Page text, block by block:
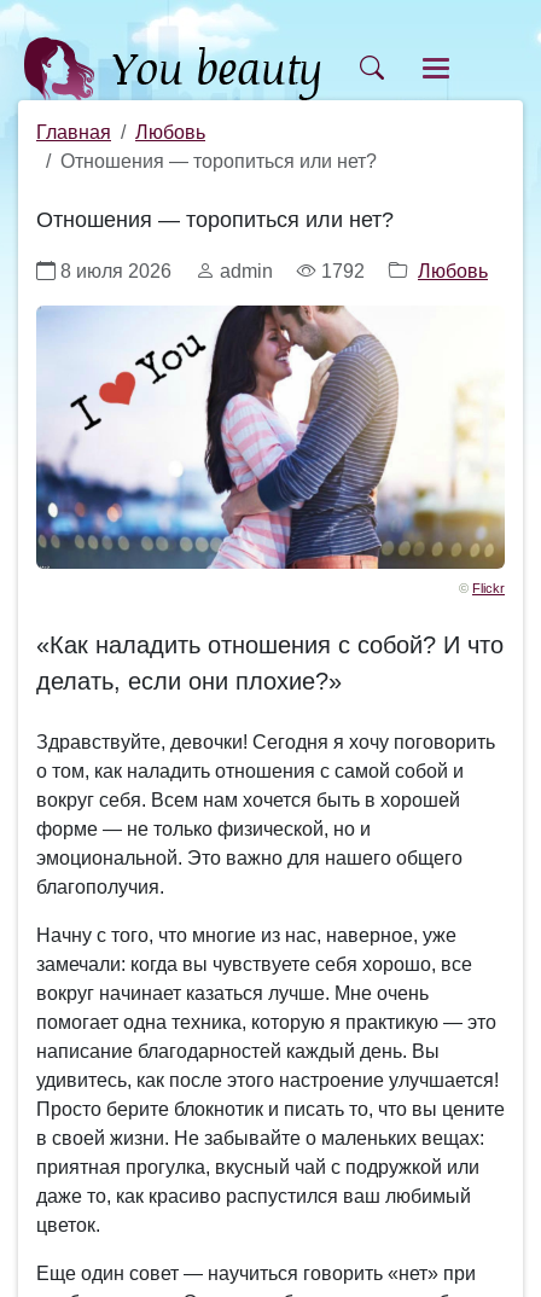
Главная
Любовь
Отношения — торопиться или нет?
Отношения — торопиться или нет?
8 июля 2026 admin 1792 Любовь
© Flickr
«Как наладить отношения с собой? И что
делать, если они плохие?»
Здравствуйте, девочки! Сегодня я хочу поговорить
о том, как наладить отношения с самой собой и
вокруг себя. Всем нам хочется быть в хорошей
форме — не только физической, но и
эмоциональной. Это важно для нашего общего
благополучия.
Начну с того, что многие из нас, наверное, уже
замечали: когда вы чувствуете себя хорошо, все
вокруг начинает казаться лучше. Мне очень
помогает одна техника, которую я практикую — это
написание благодарностей каждый день. Вы
удивитесь, как после этого настроение улучшается!
Просто берите блокнотик и писать то, что вы цените
в своей жизни. Не забывайте о маленьких вещах:
приятная прогулка, вкусный чай с подружкой или
даже то, как красиво распустился ваш любимый
цветок.
Еще один совет — научиться говорить «нет» при